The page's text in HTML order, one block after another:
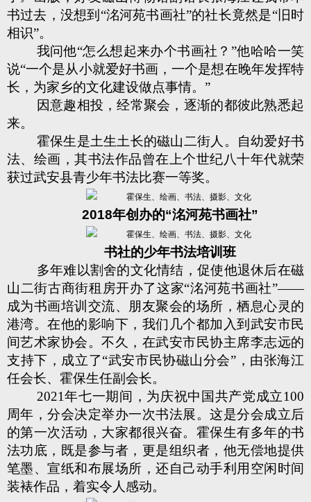
书过去，没想到“洺河苑书画社”的社长竟然是“旧时
相识”。
我问他“怎么想起来办个书画社？”他哈哈一笑
说“一个是从小就爱好书画，一个是想在晚年发挥特
长，为家乡的文化建设做点事情。”
因意趣相投，经常聚会，逐渐的都彼此熟悉起
来。
霍保生是土生土长的磁山二街人。自幼爱好书
法、绘画，其书法作品曾在上个世纪八十年代就荣
获过武安县青少年书法比赛一等奖。
2018年创办的“洺河苑书画社”
书社的少年书法培训班
多年难以割舍的文化情结，促使他退休后在磁
山二街古商街租房开办了这家“洺河苑书画社”——
成为书画培训交流、朋友聚会的场所，栖息心灵的
港湾。在他的影响下，我们几个都加入到武安市民
间艺术家协会。不久，在武安市民协主席李志远的
支持下，成立了“武安市民协磁山分会”，由张海江
任会长、霍保生任副会长。
2021年七一期间，为庆祝中国共产党成立100
周年，分会决定举办一次书法展。这是分会成立后
的第一次活动，大家都很兴奋。霍保生有多年的书
法功底，既是参与者，更是组织者，他无偿地提供
笔墨、宣纸和布展场所，还自己动手利用空闲时间
装裱作品，着实令人感动。